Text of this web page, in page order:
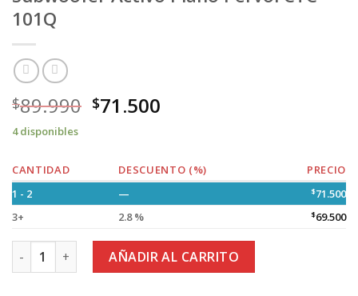
101Q
$89.990 $71.500
4 disponibles
CANTIDAD DESCUENTO (%)
PRECIO
1 - 2
— $71.500
3+
2.8 % $69.500
Subwoofer Activo Plano Pervoi CTC-101Q cantidad
AÑADIR AL CARRITO